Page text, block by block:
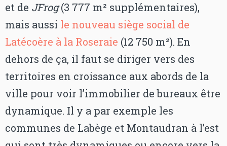
et de JFrog(3 777 m² supplémentaires),
mais aussi le nouveau siège social de
Latécoère à la Roseraie (12 750 m²). En
dehors de ça, il faut se diriger vers des
territoires en croissance aux abords de la
ville pour voir l’immobilier de bureaux être
dynamique. Il y a par exemple les
communes de Labège et Montaudran à l’est